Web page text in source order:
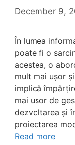
December 9,
În lumea
poate fi o
acestea, o
mult mai ușor
implică
mai ușor de
dezvoltarea și
proiectarea
Read more